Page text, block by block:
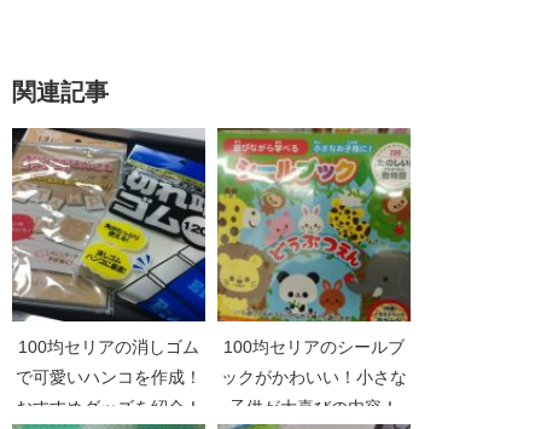
関連記事
100均セリアの消しゴム
で可愛いハンコを作成！
おすすめグッズを紹介！
100均セリアのシールブ
ックがかわいい！小さな
子供が大喜びの内容！